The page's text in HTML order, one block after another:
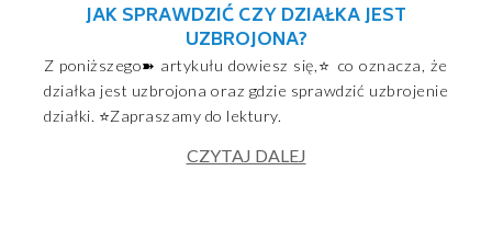
JAK SPRAWDZIĆ CZY DZIAŁKA JEST
UZBROJONA?
Z poniższego➽ artykułu dowiesz się,⭐ co oznacza, że
działka jest uzbrojona oraz gdzie sprawdzić uzbrojenie
działki. ⭐Zapraszamy do lektury.
CZYTAJ DALEJ